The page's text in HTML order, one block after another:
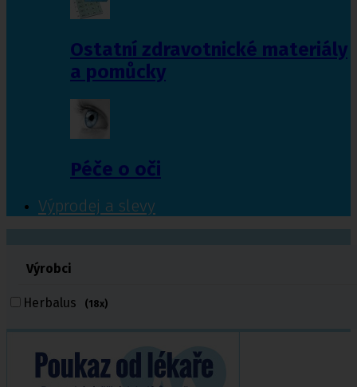
Ostatní zdravotnické materiály
a pomůcky
Péče o oči
Výprodej a slevy
Výrobci
Herbalus (18x)
volejte